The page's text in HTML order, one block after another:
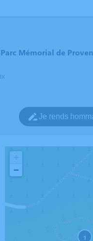
Mémorial de
Je rends
1
−